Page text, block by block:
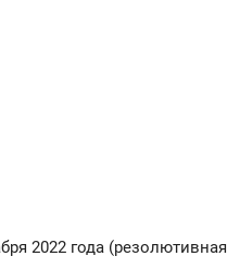
2022 года (резолютивная